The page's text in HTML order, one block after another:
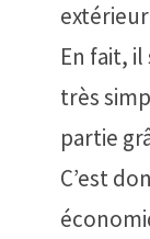
En fait,
très
partie
C’est